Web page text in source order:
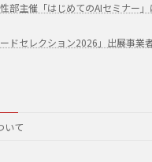
部主催「はじめてのAIセミナー
ドセレクション2026」出展事
いて